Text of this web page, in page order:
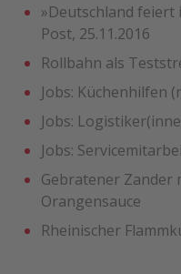
»Deutschland feiert
Post, 25.11.2016
Rollbahn als
Jobs: Küchenhilfen
Jobs:
Jobs:
Gebratener Zander
Orangensauce
Rheinischer